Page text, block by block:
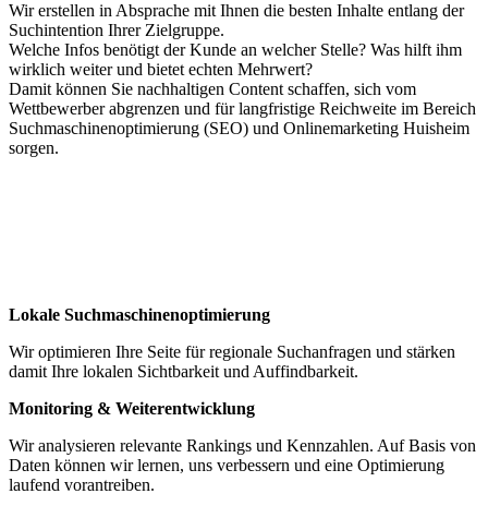
Wir erstellen in Absprache mit Ihnen die besten Inhalte entlang der
Suchintention Ihrer Zielgruppe.
Welche Infos benötigt der Kunde an welcher Stelle? Was hilft ihm
wirklich weiter und bietet echten Mehrwert?
Damit können Sie nachhaltigen Content schaffen, sich vom
Wettbewerber abgrenzen und für langfristige Reichweite im Bereich
Suchmaschinenoptimierung (SEO) und Onlinemarketing Huisheim
sorgen.
Lokale Suchmaschinenoptimierung
Wir optimieren Ihre Seite für regionale Suchanfragen und stärken
damit Ihre lokalen Sichtbarkeit und Auffindbarkeit.
Monitoring & Weiterentwicklung
Wir analysieren relevante Rankings und Kennzahlen. Auf Basis von
Daten können wir lernen, uns verbessern und eine Optimierung
laufend vorantreiben.